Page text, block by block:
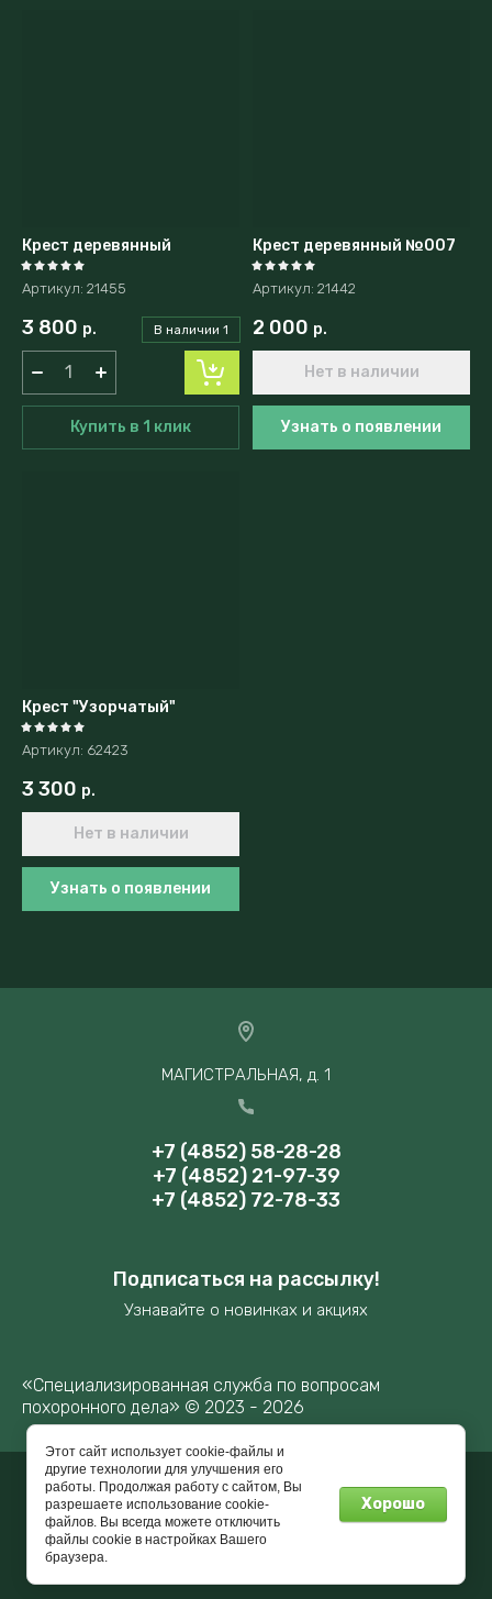
Крест деревянный
Артикул: 21455
В наличии 1
3 800 р.
Купить в 1 клик
Крест деревянный №007
Артикул: 21442
2 000 р.
Нет в наличии
Узнать о появлении
Крест "Узорчатый"
Артикул: 62423
3 300 р.
Нет в наличии
Узнать о появлении
«Специализированная служба по вопросам
похоронного дела» © 2023 - 2026
МАГИСТРАЛЬНАЯ, д. 1
+7 (4852) 58-28-28
+7 (4852) 21-97-39
+7 (4852) 72-78-33
Подписаться на рассылку!
Узнавайте о новинках и акциях
Мегагрупп.ру
Этот сайт использует cookie-файлы и
другие технологии для улучшения его
работы. Продолжая работу с сайтом, Вы
разрешаете использование cookie-
файлов. Вы всегда можете отключить
файлы cookie в настройках Вашего
браузера.
Хорошо